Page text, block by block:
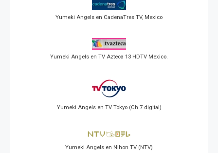
Yumeki Angels en CadenaTres TV, Mexico
Yumeki Angels en TV Azteca 13 HDTV Mexico.
Yumeki Angels en TV Tokyo (Ch 7 digital)
Yumeki Angels en Nihon TV (NTV)